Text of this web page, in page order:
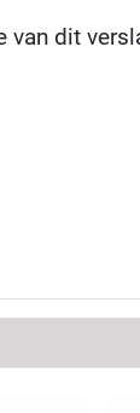
van dit
Bondy (FR) 9/